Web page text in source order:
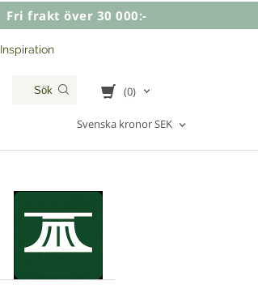
Fri frakt över 30 000:-
Inspiration
(0)
Svenska kronor SEK